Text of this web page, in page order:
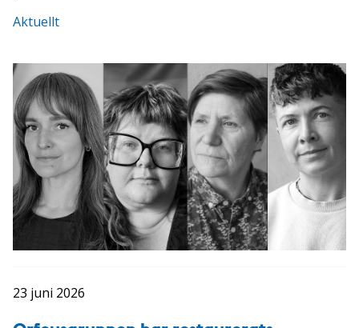
Aktuellt
23 juni 2026